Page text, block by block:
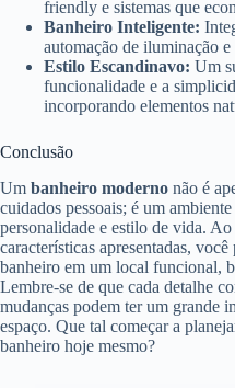
friendly e sistemas que
Banheiro Inteligente:
automação de iluminação
Estilo Escandinavo: Um
funcionalidade e a
incorporando elementos
Conclusão
Um banheiro moderno não é
cuidados pessoais; é um
personalidade e estilo de vida.
características apresentadas,
banheiro em um local funcional,
Lembre-se de que cada detalhe
mudanças podem ter um grande
espaço. Que tal começar a
banheiro hoje mesmo?